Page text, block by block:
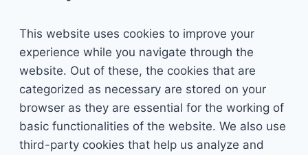
This website uses cookies to improve your
experience while you navigate through the
website. Out of these, the cookies that are
categorized as necessary are stored on your
browser as they are essential for the working of
basic functionalities of the website. We also use
third-party cookies that help us analyze and